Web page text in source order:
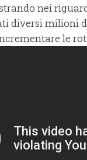
nei
diversi milioni
le